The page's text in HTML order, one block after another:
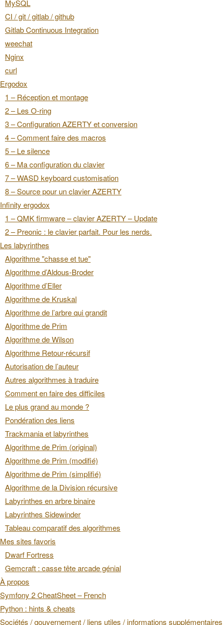
MySQL
CI / git / gitlab / github
Gitlab Continuous Integration
weechat
Nginx
curl
Ergodox
1 – Réception et montage
2 – Les O-ring
3 – Configuration AZERTY et conversion
4 – Comment faire des macros
5 – Le silence
6 – Ma configuration du clavier
7 – WASD keyboard customisation
8 – Source pour un clavier AZERTY
Infinity ergodox
1 – QMK firmware – clavier AZERTY – Update
2 – Preonic : le clavier parfait. Pour les nerds.
Les labyrinthes
Algorithme "chasse et tue"
Algorithme d’Aldous-Broder
Algorithme d’Eller
Algorithme de Kruskal
Algorithme de l’arbre qui grandit
Algorithme de Prim
Algorithme de Wilson
Algorithme Retour-récursif
Autorisation de l’auteur
Autres algorithmes à traduire
Comment en faire des difficiles
Le plus grand au monde ?
Pondération des liens
Trackmania et labyrinthes
Algorithme de Prim (original)
Algorithme de Prim (modifié)
Algorithme de Prim (simplifié)
Algorithme de la Division récursive
Labyrinthes en arbre binaire
Labyrinthes Sidewinder
Tableau comparatif des algorithmes
Mes sites favoris
Dwarf Fortress
Gemcraft : casse tête arcade génial
À propos
Symfony 2 CheatSheet – French
Python : hints & cheats
Sociétés / gouvernement / liens utiles / informations supplémentaires